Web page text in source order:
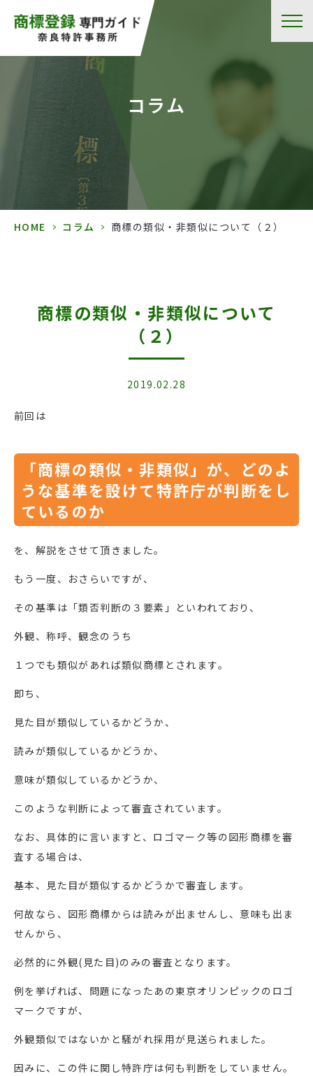
コラム
HOME > コラム > 商標の類似・非類似について（２）
商標の類似・非類似について
（２）
2019.02.28
前回は
「商標の類似・非類似」が、どのよ
うな基準を設けて特許庁が判断をし
ているのか
を、解説をさせて頂きました。
もう一度、おさらいですが、
その基準は「類否判断の３要素」といわれており、
外観、称呼、観念のうち
１つでも類似があれば類似商標とされます。
即ち、
見た目が類似しているかどうか、
読みが類似しているかどうか、
意味が類似しているかどうか、
このような判断によって審査されています。
なお、具体的に言いますと、ロゴマーク等の図形商標を審
査する場合は、
基本、見た目が類似するかどうかで審査します。
何故なら、図形商標からは読みが出ませんし、意味も出ま
せんから、
必然的に外観(見た目)のみの審査となります。
例を挙げれば、問題になったあの東京オリンピックのロゴ
マークですが、
外観類似ではないかと騒がれ採用が見送られました。
因みに、この件に関し特許庁は何も判断をしていません。